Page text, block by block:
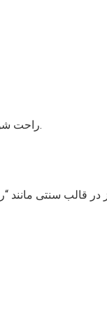
هر بخش شامل فهرست گسترده ای از سرگرمی ها است. به لطف ناوبری بصری، حتی مبتدیان نیز می توانند به سرعت با وب سایت BitWiz راحت شوند.